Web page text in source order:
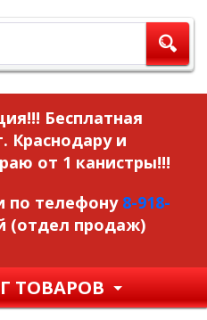
Бесплатная
Краснодару и
от 1 канистры!!!
по телефону 8-918-
(отдел продаж)
ТОВАРОВ